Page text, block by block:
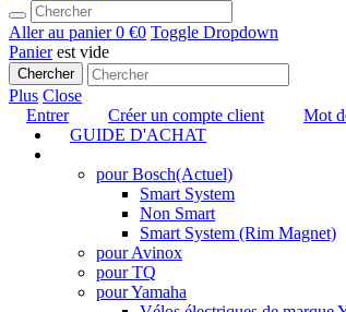
Aller au panier0 €0 Toggle Dropdown
Panierest vide
Chercher
Plus Close
Entrer
Créer un compte client
Mot
GUIDE D'ACHAT
pour Bosch(Actuel)
Smart System
Non Smart
Smart System (Rim Magnet)
pour Avinox
pour TQ
pour Yamaha